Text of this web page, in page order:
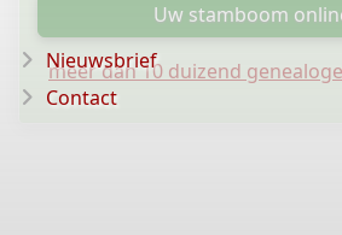
Uw stamboom
meer dan 10 duizend
Nieuwsbrief
Contact